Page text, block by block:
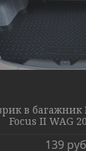
в багажник
Focus II WAG
139